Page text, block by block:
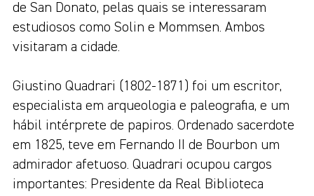
de San Donato, pelas quais se interessaram
estudiosos como Solin e Mommsen. Ambos
visitaram a cidade.
Giustino Quadrari (1802-1871) foi um escritor,
especialista em arqueologia e paleografia, e um
hábil intérprete de papiros. Ordenado sacerdote
em 1825, teve em Fernando II de Bourbon um
admirador afetuoso. Quadrari ocupou cargos
importantes: Presidente da Real Biblioteca